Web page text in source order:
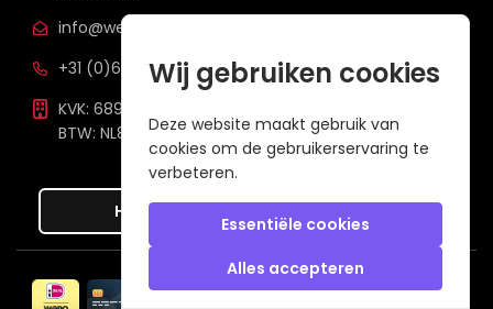
info@welzh.nl
+31 (0)6 26 51 83 20
KVK: 68977387
BTW: NL857672988B01
Hier de overeenkomst ontbinden
Veilig betalen met
Wij gebruiken cookies
Deze website maakt gebruik van
cookies om de gebruikerservaring te
verbeteren.
Essentiële cookies
Alles accepteren